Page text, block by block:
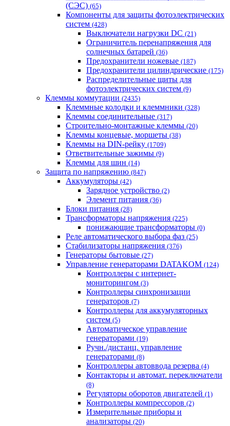
(СЭС) (65)
Компоненты для защиты фотоэлектрических
систем (428)
Выключатели нагрузки DC (21)
Ограничитель перенапряжения для
солнечных батарей (36)
Предохранители ножевые (187)
Предохранители цилиндрические (175)
Распределительные щиты для
фотоэлектрических систем (9)
Клеммы коммутации (2435)
Клеммные колодки и клеммники (328)
Клеммы соединительные (317)
Строительно-монтажные клеммы (20)
Клеммы концевые, моршеты (38)
Клеммы на DIN-рейку (1709)
Ответвительные зажимы (9)
Клеммы для шин (14)
Защита по напряжению (847)
Аккумуляторы (42)
Зарядное устройство (2)
Элемент питания (36)
Блоки питания (28)
Трансформаторы напряжения (225)
понижающие трансформаторы (0)
Реле автоматического выбора фаз (25)
Стабилизаторы напряжения (376)
Генераторы бытовые (27)
Управление генераторами DATAKOM (124)
Контроллеры с интернет-
мониторингом (3)
Контроллеры синхронизации
генераторов (7)
Контроллеры для аккумуляторных
систем (5)
Автоматическое управление
генераторами (19)
Ручн./дистанц. управление
генераторами (8)
Контроллеры автоввода резерва (4)
Контакторы и автомат. переключатели
(8)
Регуляторы оборотов двигателей (1)
Контроллеры компрессоров (2)
Измерительные приборы и
анализаторы (20)